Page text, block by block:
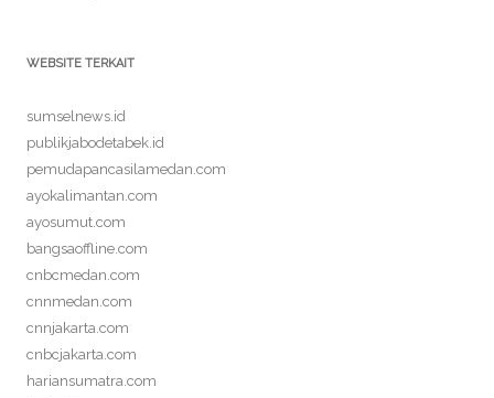
WEBSITE TERKAIT
sumselnews.id
publikjabodetabek.id
pemudapancasilamedan.com
ayokalimantan.com
ayosumut.com
bangsaoffline.com
cnbcmedan.com
cnnmedan.com
cnnjakarta.com
cnbcjakarta.com
hariansumatra.com